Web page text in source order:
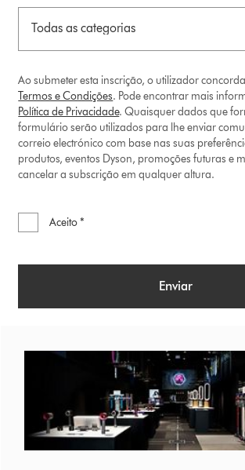
Ao submeter esta inscrição, o utilizador
Termos e Condições. Pode encontrar mais
Política de Privacidade. Quaisquer dados que
formulário serão utilizados para lhe enviar
correio electrónico com base nas suas
produtos, eventos Dyson, promoções futuras e
cancelar a subscrição em qualquer altura.
Aceito *
Enviar